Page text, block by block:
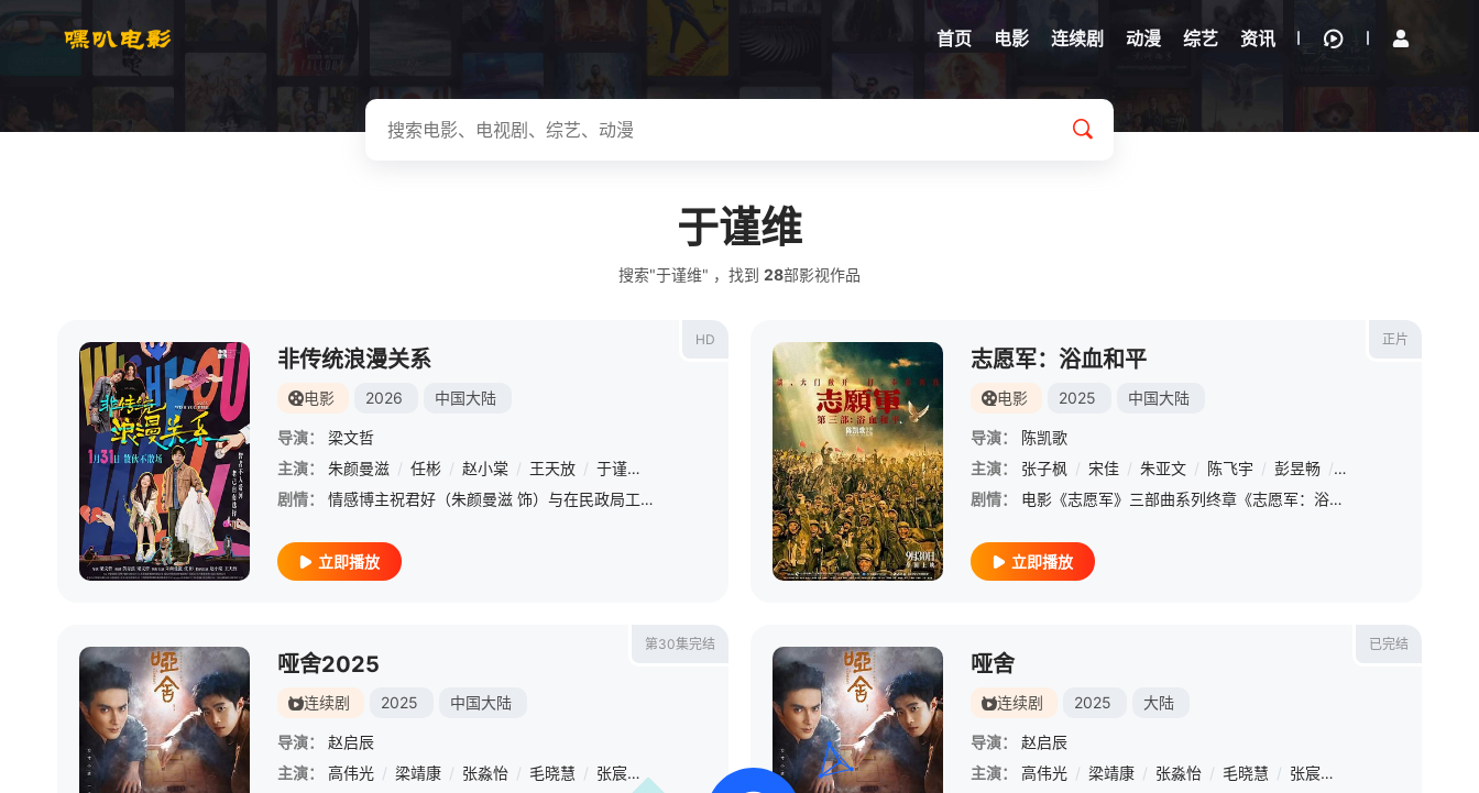
首页 电影 连续剧 动漫 综艺 资讯
于谨维
搜索"于谨维" ，找到 28部影视作品
HD
非传统浪漫关系
电影 2026 中国大陆
导演：
梁文哲
主演：
朱颜曼滋 / 任彬 / 赵小棠 / 王天放 / 于谨维 金广发 / 王勉 / 颜安 / 赵夕汐 孙丞潇 / / 张帆 / 钱迪迪 / 汪曲攸 / 邓飞 / 于小彬
剧情：
情感博主祝君好（朱颜曼滋 饰）与在民政局工作的龚玺（任彬 饰），两个本该最懂“爱”的人，却在520这天领了离婚证。面对毁不掉的婚纱照和分不清的牵绊，两人一拍即合，决定开启一段“非传统”的高效关系——互
立即播放
正片
志愿军：浴血和平
电影 2025 中国大陆
导演：
陈凯歌
主演：
张子枫 / 宋佳 / 朱亚文 / 陈飞宇 / 彭昱畅 / 肖央
剧情：
电影《志愿军》三部曲系列终章《志愿军：浴血和平》聚焦抗美援朝第五次战役后直至签署停战协议期间“边打边谈”的作战历程【嘿叭电影-1080P资源免费观看，无广告，不卡顿】前线战斗血火交锋，谈判桌上唇枪舌剑
立即播放
第30集完结
哑舍2025
连续剧 2025 中国大陆
导演：
赵启辰
主演：
高伟光 / 梁靖康 / 张淼怡 / 毛晓慧 / 张宸逍 戴向宇 / 戴蕥琪 / 古子成 何雨虹 / 汤梦佳 / 厉嘉琪 / 赵尧珂 / 彭楚粤 / 姬晓飞 /
已完结
哑舍
连续剧 2025 大陆
导演：
赵启辰
主演：
高伟光 / 梁靖康 / 张淼怡 / 毛晓慧 / 张宸逍